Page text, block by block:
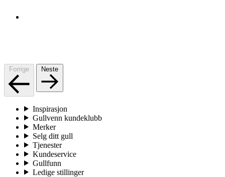
Forrige Neste
Inspirasjon
Gullvenn kundeklubb
Merker
Selg ditt gull
Tjenester
Kundeservice
Gullfunn
Ledige stillinger